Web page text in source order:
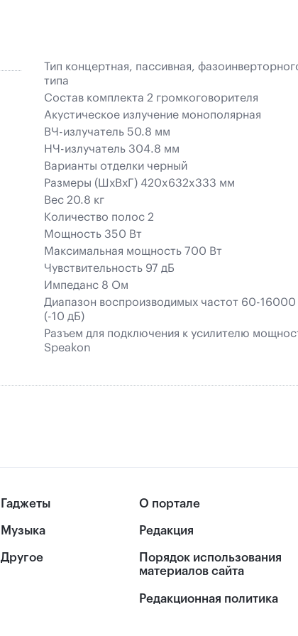
Тип концертная, пассивная,
типа
Состав комплекта 2 громкоговорителя
Акустическое излучение монополярная
ВЧ-излучатель 50.8 мм
НЧ-излучатель 304.8 мм
Варианты отделки черный
Размеры (ШхВхГ) 420x632x333 мм
Вес 20.8 кг
Количество полос 2
Мощность 350 Вт
Максимальная мощность 700 Вт
Чувствительность 97 дБ
Импеданс 8 Ом
Диапазон воспроизводимых частот 60-16000
(-10 дБ)
Разъем для подключения к усилителю
Speakon
Гаджеты
Музыка
Другое
О портале
Редакция
Порядок использования
материалов сайта
Редакционная политика